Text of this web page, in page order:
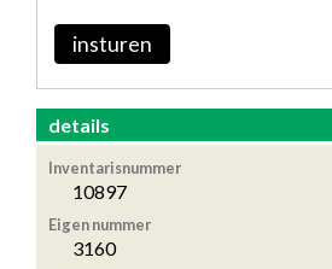
insturen
details
Inventarisnummer
10897
Eigen nummer
3160